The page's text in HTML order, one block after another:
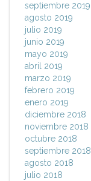
septiembre 2019
agosto 2019
julio 2019
junio 2019
mayo 2019
abril 2019
marzo 2019
febrero 2019
enero 2019
diciembre 2018
noviembre 2018
octubre 2018
septiembre 2018
agosto 2018
julio 2018